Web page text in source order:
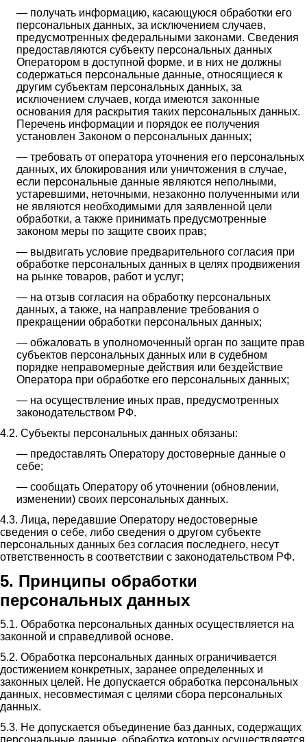
— получать информацию, касающуюся обработки его
персональных данных, за исключением случаев,
предусмотренных федеральными законами. Сведения
предоставляются субъекту персональных данных
Оператором в доступной форме, и в них не должны
содержаться персональные данные, относящиеся к
другим субъектам персональных данных, за
исключением случаев, когда имеются законные
основания для раскрытия таких персональных данных.
Перечень информации и порядок ее получения
установлен Законом о персональных данных;
— требовать от оператора уточнения его персональных
данных, их блокирования или уничтожения в случае,
если персональные данные являются неполными,
устаревшими, неточными, незаконно полученными или
не являются необходимыми для заявленной цели
обработки, а также принимать предусмотренные
законом меры по защите своих прав;
— выдвигать условие предварительного согласия при
обработке персональных данных в целях продвижения
на рынке товаров, работ и услуг;
— на отзыв согласия на обработку персональных
данных, а также, на направление требования о
прекращении обработки персональных данных;
— обжаловать в уполномоченный орган по защите прав
субъектов персональных данных или в судебном
порядке неправомерные действия или бездействие
Оператора при обработке его персональных данных;
— на осуществление иных прав, предусмотренных
законодательством РФ.
4.2. Субъекты персональных данных обязаны:
— предоставлять Оператору достоверные данные о
себе;
— сообщать Оператору об уточнении (обновлении,
изменении) своих персональных данных.
4.3. Лица, передавшие Оператору недостоверные
сведения о себе, либо сведения о другом субъекте
персональных данных без согласия последнего, несут
ответственность в соответствии с законодательством РФ.
5. Принципы обработки
персональных данных
5.1. Обработка персональных данных осуществляется на
законной и справедливой основе.
5.2. Обработка персональных данных ограничивается
достижением конкретных, заранее определенных и
законных целей. Не допускается обработка персональных
данных, несовместимая с целями сбора персональных
данных.
5.3. Не допускается объединение баз данных, содержащих
персональные данные, обработка которых осуществляется